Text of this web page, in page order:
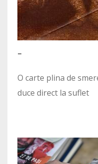
–
O carte plina de
duce direct la suflet